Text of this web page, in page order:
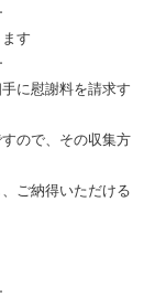
す
に慰謝料を請求す
ので、その収集方
ご納得いただける